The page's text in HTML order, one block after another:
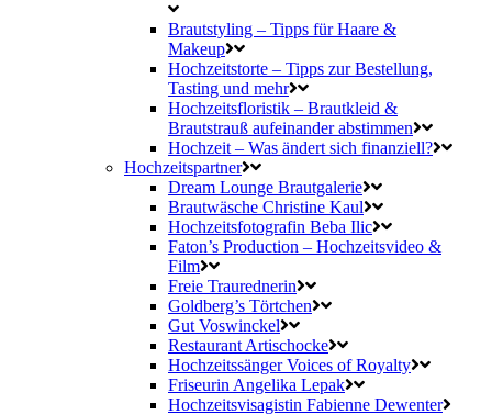
Brautstyling – Tipps für Haare &
Makeup
Hochzeitstorte – Tipps zur Bestellung,
Tasting und mehr
Hochzeitsfloristik – Brautkleid &
Brautstrauß aufeinander abstimmen
Hochzeit – Was ändert sich finanziell?
Hochzeitspartner
Dream Lounge Brautgalerie
Brautwäsche Christine Kaul
Hochzeitsfotografin Beba Ilic
Faton’s Production – Hochzeitsvideo &
Film
Freie Traurednerin
Goldberg’s Törtchen
Gut Voswinckel
Restaurant Artischocke
Hochzeitssänger Voices of Royalty
Friseurin Angelika Lepak
Hochzeitsvisagistin Fabienne Dewenter